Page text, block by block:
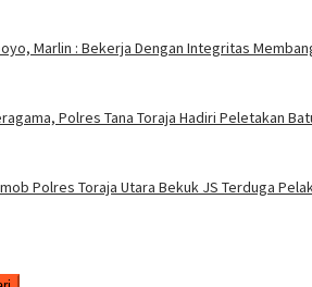
Marlin : Bekerja Dengan Integritas
Polres Tana Toraja Hadiri Peletakan
Polres Toraja Utara Bekuk JS Terduga